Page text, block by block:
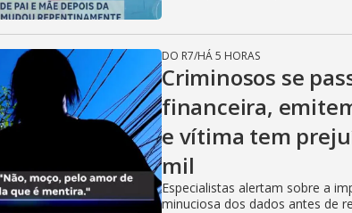
DO R7/HÁ 5 HORAS
Criminosos se
financeira,
e vítima tem
mil
Especialistas alertam sobre a
minuciosa dos dados antes de